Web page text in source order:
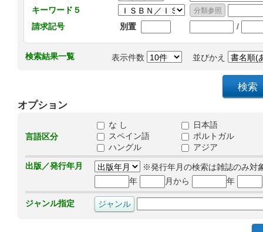
キーワード５
請求記号
別置 /
検索結果一覧 表示件数 並びかえ
オプション
言語区分
な し
日本語
スペイン語
ポルトガル
ハングル
アジア
出版／発行年月
※発行年月の検索は雑誌のみ対
年
月から 年
ジャンル指定